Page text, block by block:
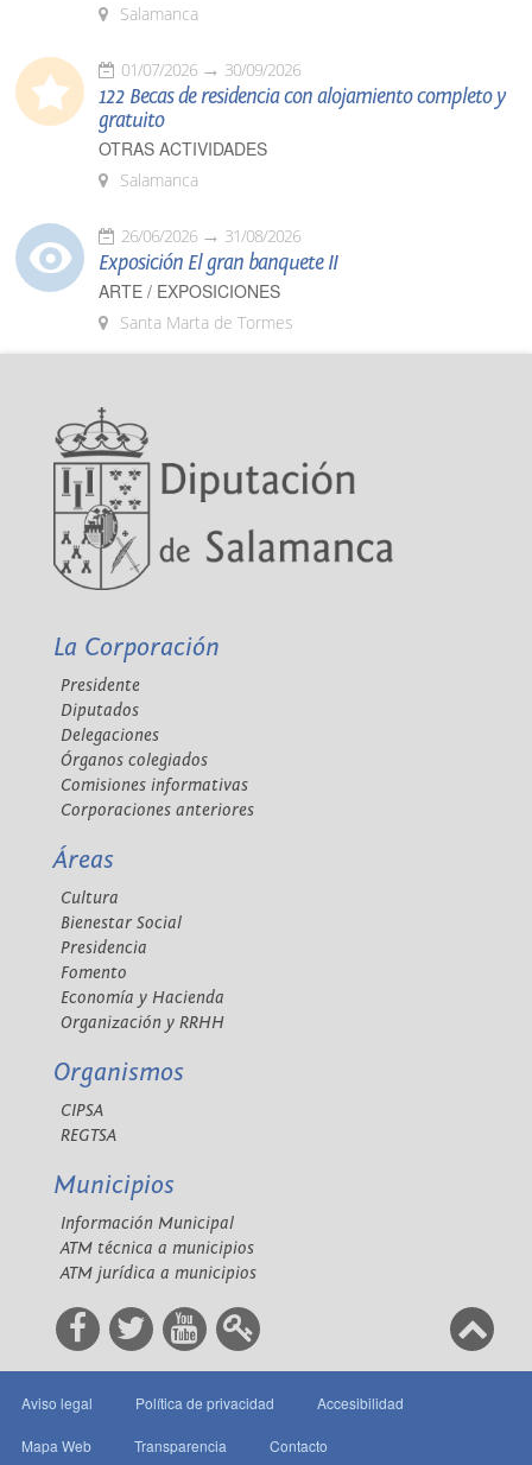
Salamanca
01/07/2026 30/09/2026
122 Becas de residencia con alojamiento completo y
gratuito
OTRAS ACTIVIDADES
Salamanca
26/06/2026 31/08/2026
Exposición El gran banquete II
ARTE / EXPOSICIONES
Santa Marta de Tormes
La Corporación
Presidente
Diputados
Delegaciones
Órganos colegiados
Comisiones informativas
Corporaciones anteriores
Áreas
Cultura
Bienestar Social
Presidencia
Fomento
Economía y Hacienda
Organización y RRHH
Organismos
CIPSA
REGTSA
Municipios
Información Municipal
ATM técnica a municipios
ATM jurídica a municipios
Aviso legal Política de privacidad Accesibilidad
Mapa Web Transparencia Contacto